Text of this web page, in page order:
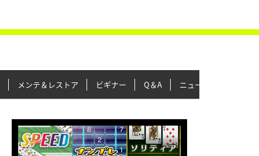
メンテ＆レストア ビギナー Q＆A ニュース＆トピックス